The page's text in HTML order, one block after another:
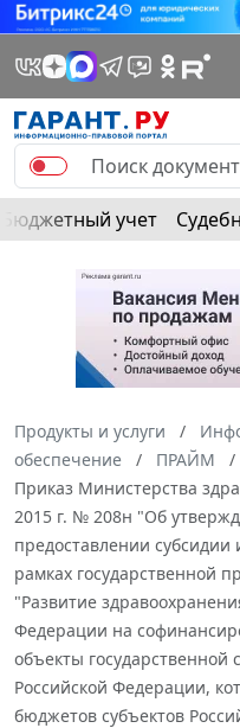
Бюджетный учет
Продукты и услуги
обеспечение
ПРАЙМ
Приказ Министерства
2015 г. № 208н "Об
предоставлении
рамках государственной
"Развитие
Федерации на
объекты государственной
Российской Федерации,
бюджетов субъектов